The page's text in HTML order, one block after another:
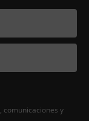
comunicaciones y